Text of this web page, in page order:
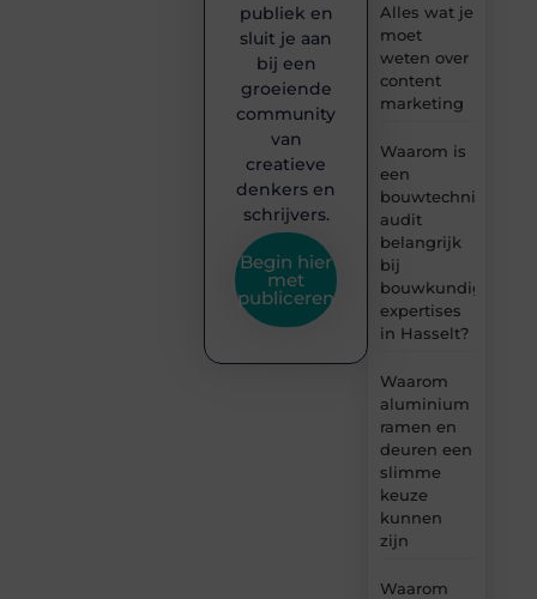
Alles wat je
moet
weten over
content
marketing
Waarom is
een
bouwtechnische
audit
belangrijk
bij
bouwkundige
expertises
in Hasselt?
Waarom
aluminium
ramen en
deuren een
slimme
keuze
kunnen
zijn
Waarom
publiek en
sluit je aan
bij een
groeiende
community
van
creatieve
denkers en
schrijvers.
Begin hier
met
publiceren